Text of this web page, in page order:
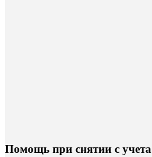
Помощь при снятии с учета